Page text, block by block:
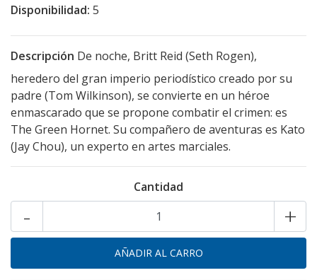
Disponibilidad: 5
Descripción De noche, Britt Reid (Seth Rogen),
heredero del gran imperio periodístico creado por su
padre (Tom Wilkinson), se convierte en un héroe
enmascarado que se propone combatir el crimen: es
The Green Hornet. Su compañero de aventuras es Kato
(Jay Chou), un experto en artes marciales.
Cantidad
+
-